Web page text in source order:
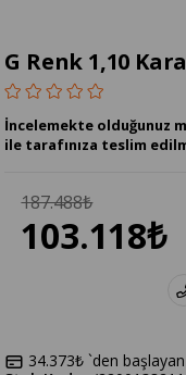
G Renk 1,10
İncelemekte olduğunuz
ile tarafınıza teslim
187.488₺
103.118₺
34.373₺ `den